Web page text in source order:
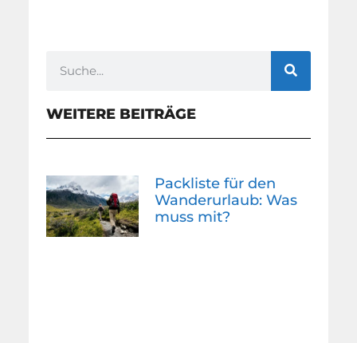
WEITERE BEITRÄGE
Packliste für den
Wanderurlaub: Was
muss mit?